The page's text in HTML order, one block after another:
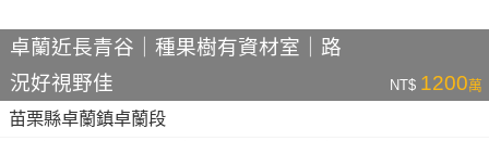
卓蘭近長青谷｜種果樹有資材室｜路
況好視野佳
NT$ 1200萬
苗栗縣卓蘭鎮卓蘭段